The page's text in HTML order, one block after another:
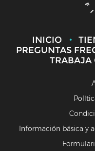
INICIO
PREGUNTAS
TRABAJA
Información básica y